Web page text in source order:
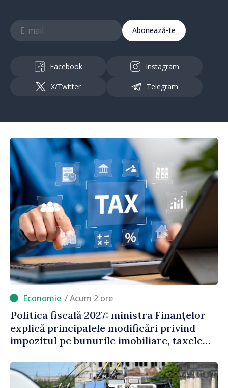
Abonează-te
Facebook Instagram
X/Twitter Telegram
/ Acum 2 ore
Politica fiscală 2027: ministra Finanțelor
explică principalele modificări privind
impozitul pe bunurile imobiliare, taxele